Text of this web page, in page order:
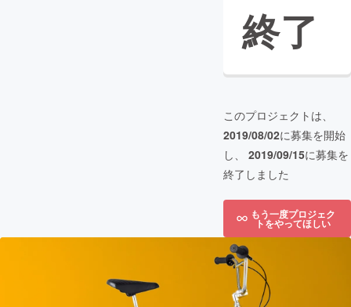
終了
このプロジェクトは、
2019/08/02に募集を開始
し、 2019/09/15に募集を
終了しました
もう一度プロジェク
トをやってほしい